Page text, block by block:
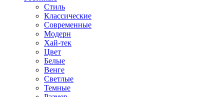
Стиль
Классические
Современные
Модерн
Хай-тек
Цвет
Белые
Венге
Светлые
Темные